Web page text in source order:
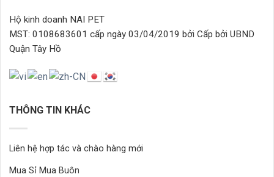
Hộ kinh doanh NAI PET
MST: 0108683601 cấp ngày 03/04/2019 bởi Cấp bởi UBND
Quận Tây Hồ
THÔNG TIN KHÁC
Liên hệ hợp tác và chào hàng mới
Mua Sỉ Mua Buôn